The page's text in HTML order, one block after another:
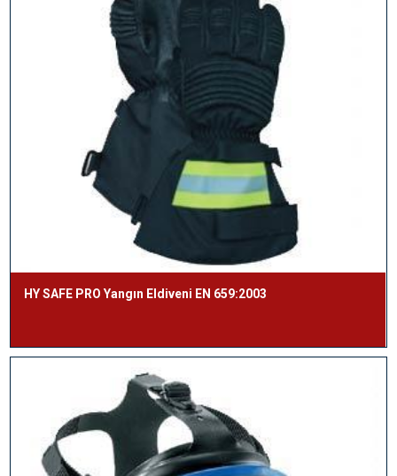
HY SAFE PRO Yangın Eldiveni EN 659:2003